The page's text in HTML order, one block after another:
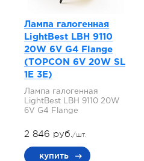
Лампа галогенная
LightBest LBH 9110
20W 6V G4 Flange
(TOPCON 6V 20W SL
1E 3E)
Лампа галогенная
LightBest LBH 9110 20W
6V G4 Flange
2 846 руб./шт.
купить